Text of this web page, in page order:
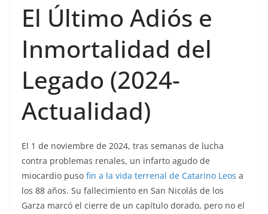
El Último Adiós e
Inmortalidad del
Legado (2024-
Actualidad)
El 1 de noviembre de 2024, tras semanas de lucha
contra problemas renales, un infarto agudo de
miocardio puso fin a la vida terrenal de Catarino Leos a
los 88 años. Su fallecimiento en San Nicolás de los
Garza marcó el cierre de un capítulo dorado, pero no el